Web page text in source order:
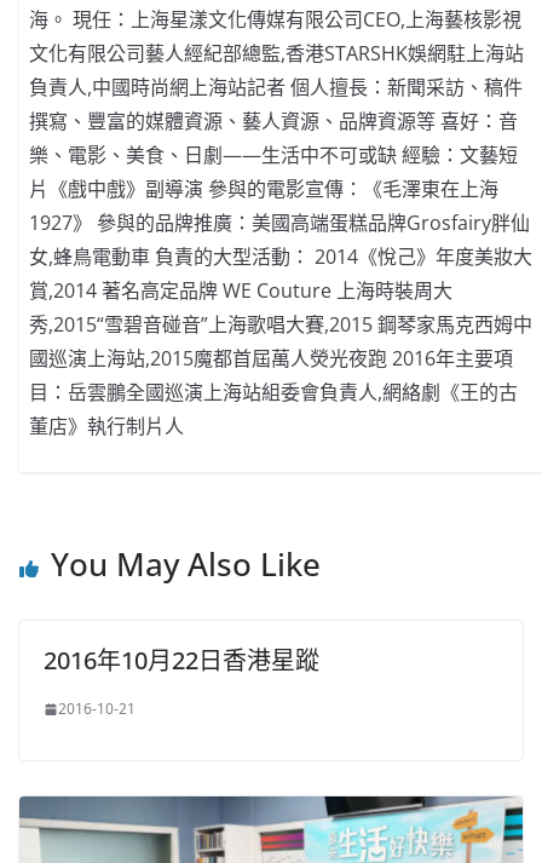
海。 現任：上海星漾文化傳媒有限公司CEO,上海藝核影視
文化有限公司藝人經紀部總監,香港STARSHK娛網駐上海站
負責人,中國時尚網上海站記者 個人擅長：新聞采訪、稿件
撰寫、豐富的媒體資源、藝人資源、品牌資源等 喜好：音
樂、電影、美食、日劇——生活中不可或缺 經驗：文藝短
片《戲中戲》副導演 參與的電影宣傳：《毛澤東在上海
1927》 參與的品牌推廣：美國高端蛋糕品牌Grosfairy胖仙
女,蜂鳥電動車 負責的大型活動： 2014《悅己》年度美妝大
賞,2014 著名高定品牌 WE Couture 上海時裝周大
秀,2015“雪碧音碰音”上海歌唱大賽,2015 鋼琴家馬克西姆中
國巡演上海站,2015魔都首屆萬人熒光夜跑 2016年主要項
目：岳雲鵬全國巡演上海站組委會負責人,網絡劇《王的古
董店》執行制片人
You May Also Like
2016年10月22日香港星蹤
2016-10-21